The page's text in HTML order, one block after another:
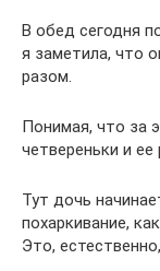
В обед сегодня
я заметила, что
разом.
Понимая, что за
четвереньки и
Тут дочь
похаркивание,
Это,